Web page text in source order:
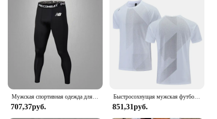
Мужская спортивная одежда для бега и тренировок, велосипедная быстросохнущая одежда для медленного бега, одежда для фитнеса Sanda, облегающая одежда для фитнеса и упражнений
707,37руб.
Быстросохнущая мужская футболка для бега, спортивный топ для фитнеса, тренировочная рубашка в тренажерном зале, дышащая повседневная спортивная одежда для бега
851,31руб.